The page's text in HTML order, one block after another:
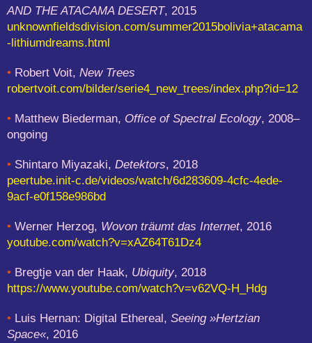
AND THE ATACAMA DESERT, 2015
unknownfieldsdivision.com/summer2015bolivia+atacama
-lithiumdreams.html
• Robert Voit, New Trees
robertvoit.com/bilder/serie4_new_trees/index.php?id=12
• Matthew Biederman, Office of Spectral Ecology, 2008–
ongoing
• Shintaro Miyazaki, Detektors, 2018
peertube.init-c.de/videos/watch/6d283609-4cfc-4ede-
9acf-e0f158e986bd
• Werner Herzog, Wovon träumt das Internet, 2016
youtube.com/watch?v=xAZ64T61Dz4
• Bregtje van der Haak, Ubiquity, 2018
https://www.youtube.com/watch?v=v62VQ-H_Hdg
• Luis Hernan: Digital Ethereal, Seeing »Hertzian
Space«, 2016